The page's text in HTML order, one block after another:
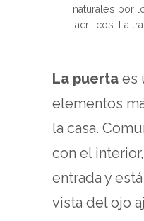
naturales por
acrílicos. La
La puerta es
elementos
la casa.
con el
entrada y
vista del ojo